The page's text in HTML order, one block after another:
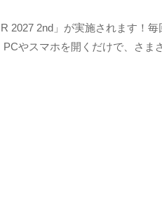
2nd」が実施されます！毎
やスマホを開くだけで、さま